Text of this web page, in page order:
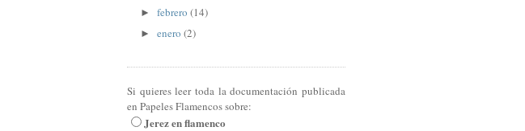
► febrero (14)
► enero (2)
Si quieres leer toda la documentación publicada
en Papeles Flamencos sobre:
Jerez en flamenco